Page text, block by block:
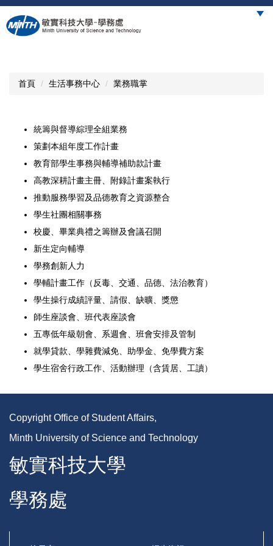
跳
到
主
首頁 生活事務中心 業務職掌
統籌與督導綜理全組業務
策劃本組年度工作計畫
教育部學生事務與輔導補助款計畫
高教深耕計畫主冊、附錄計畫案執行
推動服務學習及品德教育之資源整合
學生社團相關事務
校慶、畢業典禮之籌辦及會議召開
新生定向輔導
學務創新人力
學輔計畫工作（反毒、交通、品德、法治教育）
學生操行成績評量、請假、缺曠、獎懲
師生座談會、班代表座談會
五專低年級朝會、系週會、班會安排及管制
就學貸款、學雜費減免、助學金、免學費方案
學生宿舍行政工作、活動辦理（含賃居、工讀）
Copyright Office of Student Affairs,
Minth University of Science and Technology
敏實科技大學
學務處